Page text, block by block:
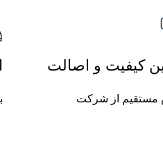
کیفیت و اصالت
از شرکت